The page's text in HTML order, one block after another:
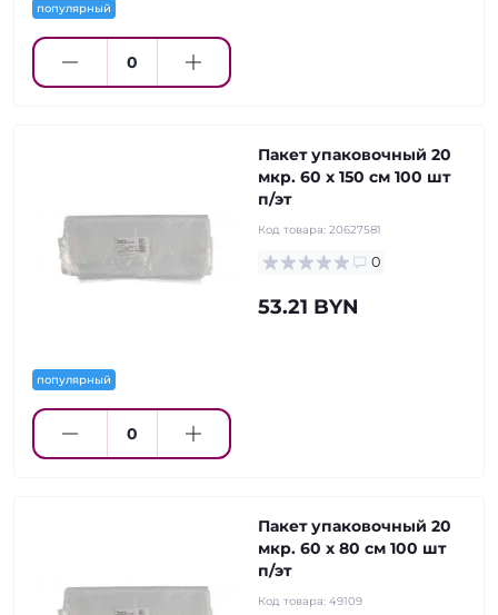
популярный
популярный
Пакет упаковочный 20
мкр. 60 х 150 см 100 шт
п/эт
Код товара: 20627581
0
53.21 BYN
Пакет упаковочный 20
мкр. 60 х 80 см 100 шт
п/эт
Код товара: 49109